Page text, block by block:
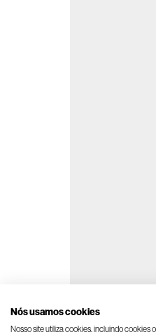
Nós usamos cookies
Nosso site utiliza cookies, incluindo